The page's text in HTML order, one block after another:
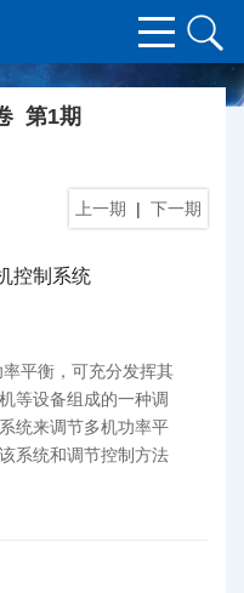
第1期
上一期 | 下一期
控制系统
平衡，可充分发挥其
等设备组成的一种调
统来调节多机功率平
系统和调节控制方法